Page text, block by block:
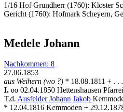
1/16 Hof Grundherr (1760): Kloster
Gericht (1760): Hofmark Scheyern,
Medele Johann
Nachkommen: 8
27.06.1853
aus Weihern (wo ?) * 18.08.1811 + . .
I. oo 02.04.1850 Hettenshausen
T.d. Ausfelder Johann Jakob
* 12.04.1816 Kemmoden +